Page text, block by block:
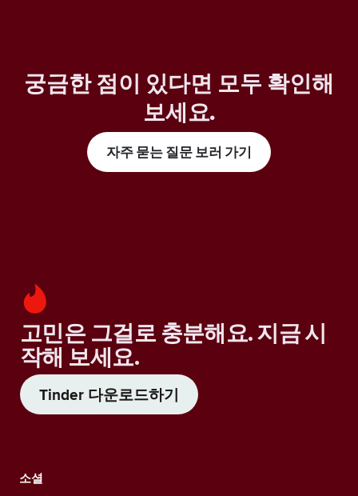
궁금한 점이 있다면 모두 확인해
보세요.
자주 묻는 질문 보러 가기
고민은 그걸로 충분해요. 지금 시
작해 보세요.
Tinder 다운로드하기
소셜